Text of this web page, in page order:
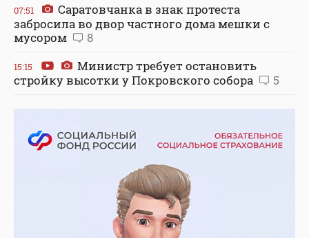
07:51
Саратовчанка в знак протеста
забросила во двор частного дома мешки с
мусором
8
15:15
Министр требует остановить
стройку высотки у Покровского собора
5